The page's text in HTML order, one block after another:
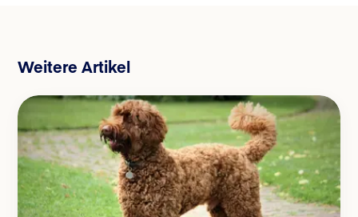
Weitere Artikel